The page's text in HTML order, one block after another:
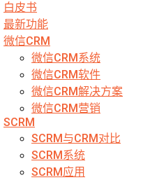
白皮书
最新功能
微信CRM
微信CRM系统
微信CRM软件
微信CRM解决方案
微信CRM营销
SCRM
SCRM与CRM对比
SCRM系统
SCRM应用